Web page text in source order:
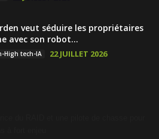
veut séduire les propriétaires
avec son robot...
High tech-IA 22 JUILLET 2026